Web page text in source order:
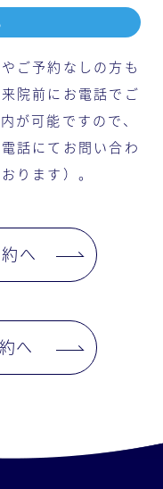
ご予約なしの方も
院前にお電話でご
が可能ですので、
話にてお問い合わ
ります）。
へ
へ